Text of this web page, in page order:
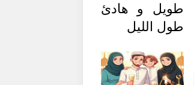
طويل و هادئ
طول الليل